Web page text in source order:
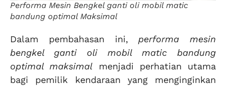
Performa Mesin Bengkel ganti oli mobil matic
bandung optimal Maksimal
Dalam pembahasan ini,performa mesin
bengkel ganti oli mobil matic bandung
optimal maksimal menjadi perhatian utama
bagi pemilik kendaraan yang menginginkan